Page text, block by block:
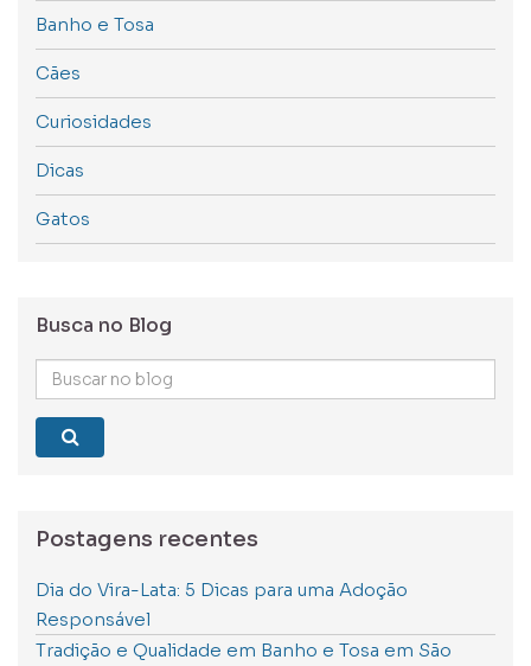
Banho e Tosa
Cães
Curiosidades
Dicas
Gatos
Busca no Blog
Buscar
no
blog
Postagens recentes
Dia do Vira-Lata: 5 Dicas para uma Adoção
Responsável
Tradição e Qualidade em Banho e Tosa em São